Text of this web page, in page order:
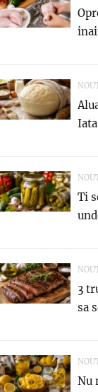
Ti
3
sa
Nu